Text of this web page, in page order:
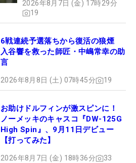
2026年8月7日 (金) 17時29分
19
6戦連続予選落ちから復活の狼煙
入谷響を救った師匠・中嶋常幸の助
言
2026年8月8日 (土) 07時45分 19
お助けドルフィンが激スピンに！
ノーメッキのキャスコ『DW-125G
High Spin』、9月11日デビュー
【打ってみた】
2026年8月7日 (金) 18時36分 33